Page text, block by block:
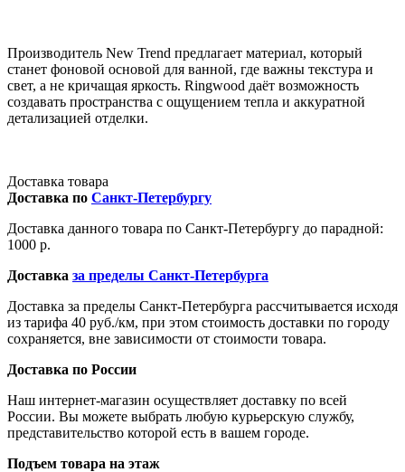
Производитель New Trend предлагает материал, который
станет фоновой основой для ванной, где важны текстура и
свет, а не кричащая яркость. Ringwood даёт возможность
создавать пространства с ощущением тепла и аккуратной
детализацией отделки.
Доставка товара
Доставка по Санкт-Петербургу
Доставка данного товара по Санкт-Петербургу до парадной:
1000 р.
Доставка за пределы Санкт-Петербурга
Доставка за пределы Санкт-Петербурга рассчитывается исходя
из тарифа 40 руб./км, при этом стоимость доставки по городу
сохраняется, вне зависимости от стоимости товара.
Доставка по России
Наш интернет-магазин осуществляет доставку по всей
России. Вы можете выбрать любую курьерскую службу,
представительство которой есть в вашем городе.
Подъем товара на этаж